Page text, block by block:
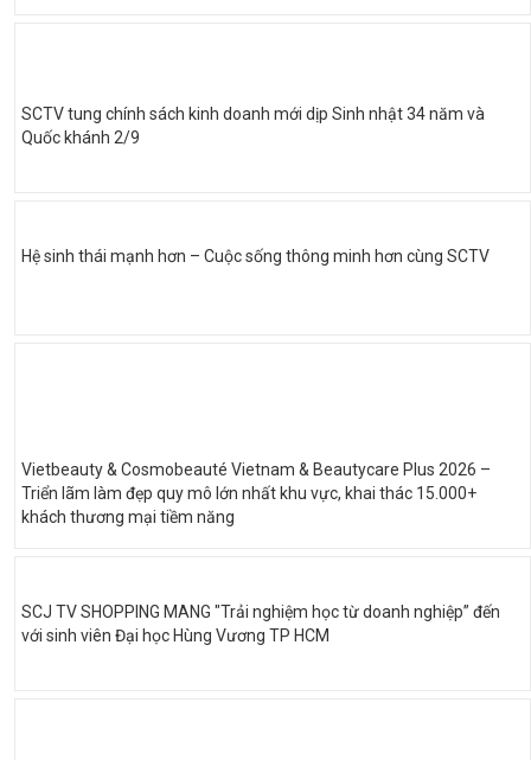
SCTV tung chính sách kinh doanh mới dịp Sinh nhật 34 năm và
Quốc khánh 2/9
Hệ sinh thái mạnh hơn – Cuộc sống thông minh hơn cùng SCTV
Vietbeauty & Cosmobeauté Vietnam & Beautycare Plus 2026 –
Triển lãm làm đẹp quy mô lớn nhất khu vực, khai thác 15.000+
khách thương mại tiềm năng
SCJ TV SHOPPING MANG "Trải nghiệm học từ doanh nghiệp” đến
với sinh viên Đại học Hùng Vương TP HCM